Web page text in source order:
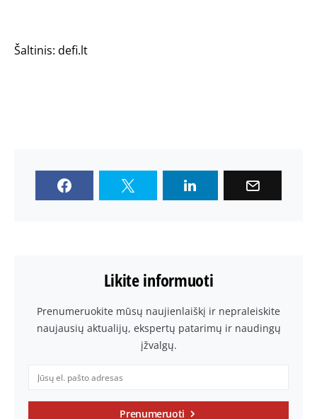
Šaltinis: defi.lt
Likite informuoti
Prenumeruokite mūsų naujienlaiškį ir nepraleiskite
naujausių aktualijų, ekspertų patarimų ir naudingų
įžvalgų.
Prenumeruoti